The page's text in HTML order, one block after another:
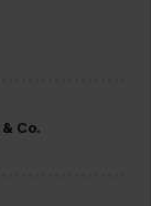
Co.